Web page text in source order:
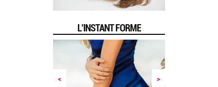
L’INSTANT FORME
< >